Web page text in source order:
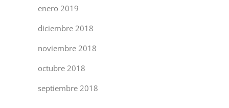
enero 2019
diciembre 2018
noviembre 2018
octubre 2018
septiembre 2018